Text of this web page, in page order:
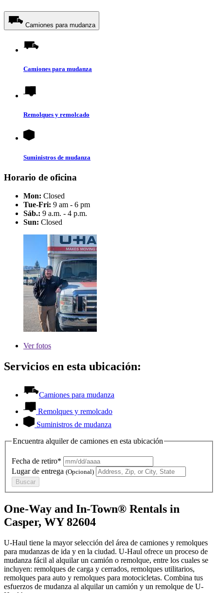
Camiones para mudanza
Camiones para mudanza
Remolques y remolcado
Suministros de mudanza
Horario de oficina
Mon: Closed
Tue-Fri: 9 am - 6 pm
Sáb.: 9 a.m. - 4 p.m.
Sun: Closed
Verfotos
Servicios en esta ubicación:
Camiones para mudanza
Remolques y remolcado
Suministros de mudanza
Encuentra alquiler de camiones en esta ubicación
Fecha de retiro*
Lugar de entrega (Opcional)
Buscar
One-Way and In-Town® Rentals in
Casper, WY 82604
U-Haul tiene la mayor selección del área de camiones y remolques
para mudanzas de ida y en la ciudad. U-Haul ofrece un proceso de
mudanza fácil al alquilar un camión o remolque, entre los cuales se
incluyen: remolques de carga y cerrados, remolques utilitarios,
remolques para auto y remolques para motocicletas. Combina tus
esfuerzos de mudanza al alquilar un camión y un remolque de U-